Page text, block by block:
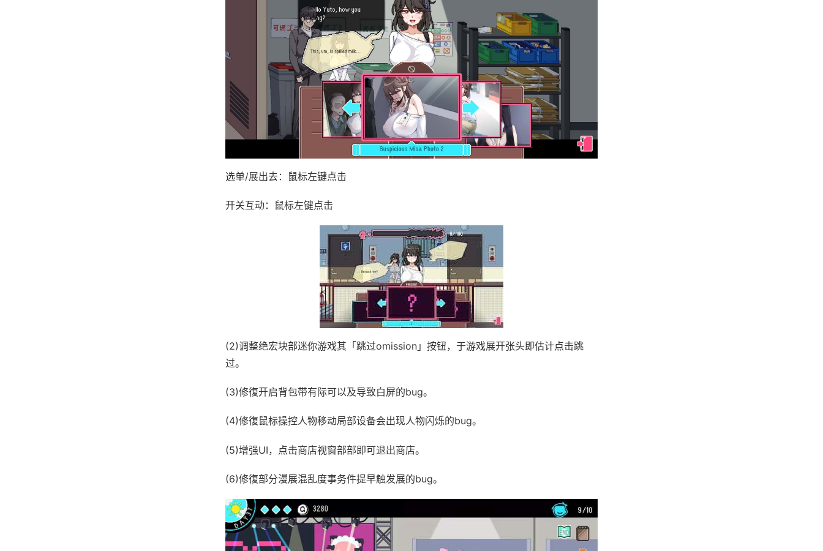
选单/展出去：鼠标左键点击
开关互动：鼠标左键点击
(2)调整绝宏块部迷你游戏其「跳过omission」按钮，于游戏展开张头即估计点击跳
过。
(3)修復开启背包带有际可以及导致白屏的bug。
(4)修復鼠标操控人物移动局部设备会出现人物闪烁的bug。
(5)增强UI，点击商店视窗部部即可退出商店。
(6)修復部分漫展混乱度事务件提早触发展的bug。